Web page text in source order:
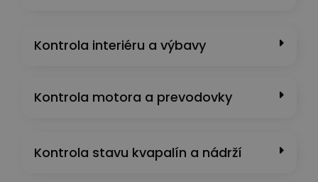
Kontrola interiéru a výbavy
Kontrola motora a prevodovky
Kontrola stavu kvapalín a nádrží